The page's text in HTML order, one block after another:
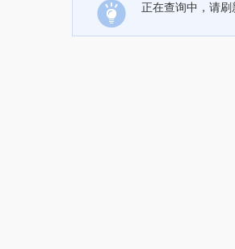
正在查询中，请刷